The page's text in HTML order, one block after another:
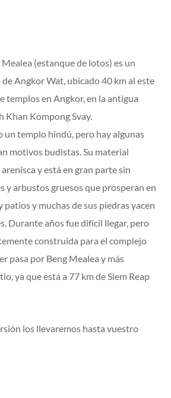
(estanque de lotos) es un
Angkor Wat, ubicado 40 km al este
templos en Angkor, en la antigua
Khan Kompong Svay.
un templo hindú, pero hay algunas
motivos budistas. Su material
y está en gran parte sin
y arbustos gruesos que prosperan en
patios y muchas de sus piedras yacen
Durante años fue difícil llegar, pero
construida para el complejo
pasa por Beng Mealea y más
ya que está a 77 km de Siem Reap
los llevaremos hasta vuestro